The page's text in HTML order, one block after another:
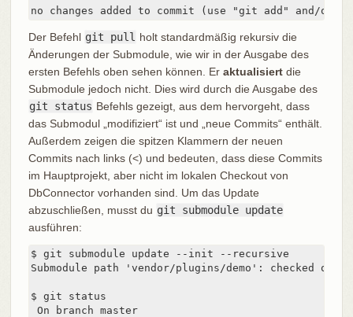
no changes added to commit (use "git add" and/or
Der Befehl git pull holt standardmäßig rekursiv die
Änderungen der Submodule, wie wir in der Ausgabe des
ersten Befehls oben sehen können. Er aktualisiertdie
Submodule jedoch nicht. Dies wird durch die Ausgabe des
git status Befehls gezeigt, aus dem hervorgeht, dass
das Submodul „modifiziert“ ist und „neue Commits“ enthält.
Außerdem zeigen die spitzen Klammern der neuen
Commits nach links (<) und bedeuten, dass diese Commits
im Hauptprojekt, aber nicht im lokalen Checkout von
DbConnector vorhanden sind. Um das Update
abzuschließen, musst du git submodule update
ausführen:
$ git submodule update --init --recursive
Submodule path 'vendor/plugins/demo': checked out
$ git status
On branch master